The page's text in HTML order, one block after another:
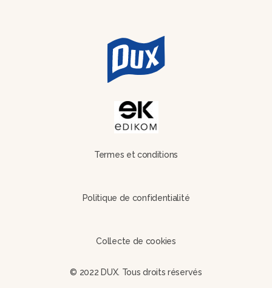
Termes et conditions
Politique de confidentialité
Collecte de cookies
© 2022 DUX. Tous droits réservés